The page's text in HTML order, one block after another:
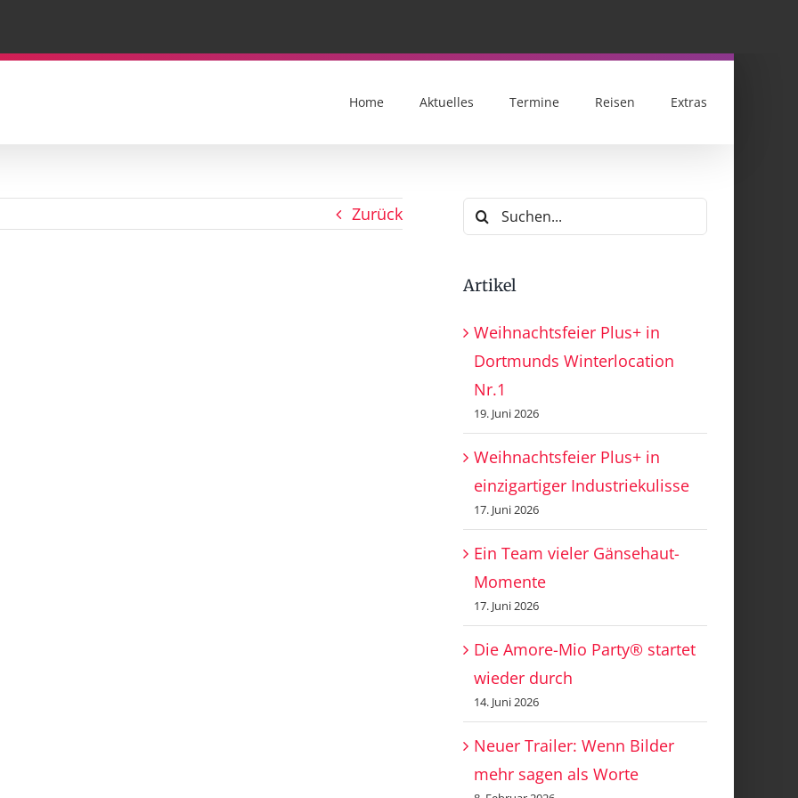
Home Aktuelles Termine Reisen Extras
Zurück
Suche
nach:
Artikel
Weihnachtsfeier Plus+ in
Dortmunds Winterlocation
Nr.1
19. Juni 2026
Weihnachtsfeier Plus+ in
einzigartiger Industriekulisse
17. Juni 2026
Ein Team vieler Gänsehaut-
Momente
17. Juni 2026
Die Amore-Mio Party® startet
wieder durch
14. Juni 2026
Neuer Trailer: Wenn Bilder
mehr sagen als Worte